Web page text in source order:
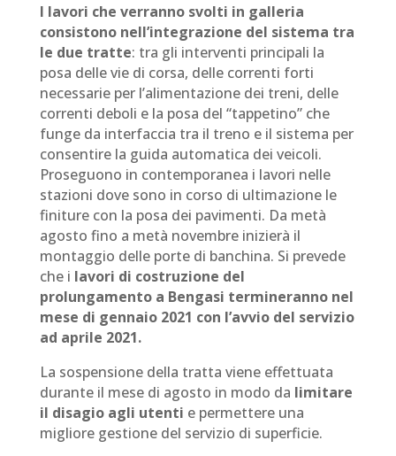
I lavori che verranno svolti in galleria
consistono nell’integrazione del sistema tra
le due tratte: tra gli interventi principali la
posa delle vie di corsa, delle correnti forti
necessarie per l’alimentazione dei treni, delle
correnti deboli e la posa del “tappetino” che
funge da interfaccia tra il treno e il sistema per
consentire la guida automatica dei veicoli.
Proseguono in contemporanea i lavori nelle
stazioni dove sono in corso di ultimazione le
finiture con la posa dei pavimenti. Da metà
agosto fino a metà novembre inizierà il
montaggio delle porte di banchina. Si prevede
che i lavori di costruzione del
prolungamento a Bengasi termineranno nel
mese di gennaio 2021 con l’avvio del servizio
ad aprile 2021.
La sospensione della tratta viene effettuata
durante il mese di agosto in modo da limitare
il disagio agli utenti e permettere una
migliore gestione del servizio di superficie.